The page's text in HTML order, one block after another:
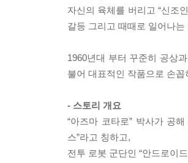
자신의 육체를 버리고 “신조
갈등 그리고 때때로 일어나
1960년대 부터 꾸준히 공상
불어 대표적인 작품으로 손꼽
- 스토리 개요
“아즈마 코타로” 박사가 공
스”라고 칭하고,
전투 로봇 군단인 “안드로이